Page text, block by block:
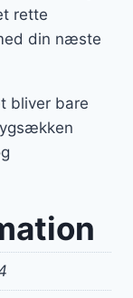
rette
din næste
bliver bare